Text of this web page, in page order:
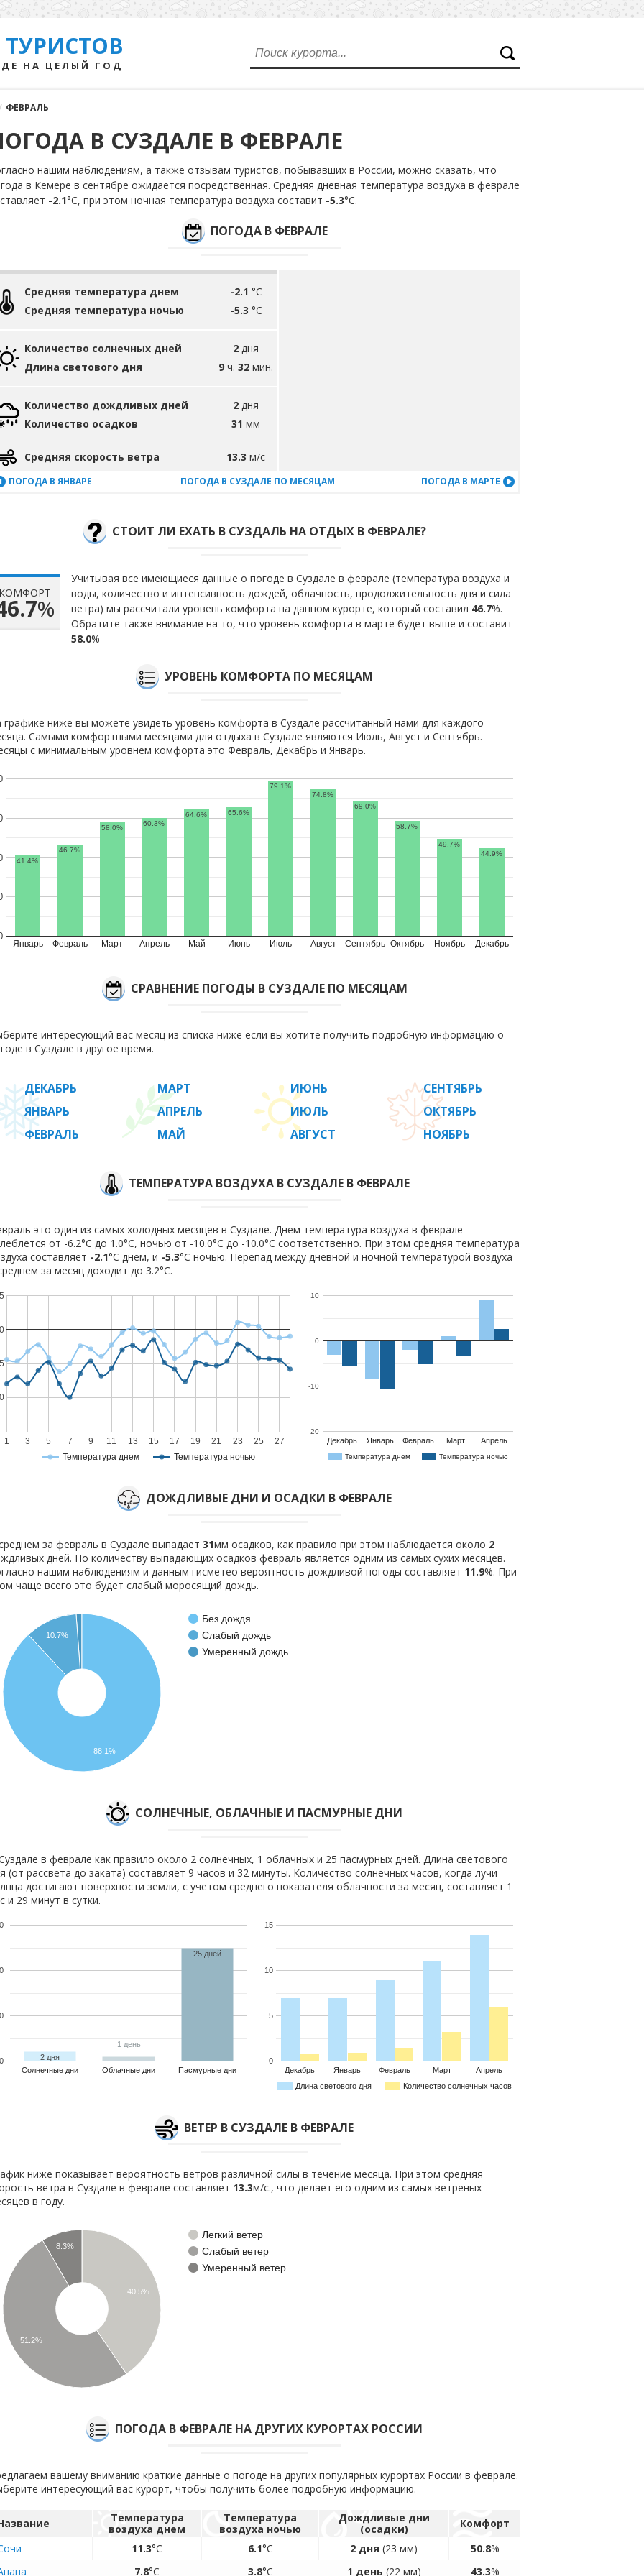
НА ЦЕЛЫЙ ГОД
ФЕВРАЛЬ
В СУЗДАЛЕ В ФЕВРАЛЕ
нашим наблюдениям, а также отзывам туристов, побывавших в России, можно сказать, что
в Кемере в сентябре ожидается посредственная. Средняя дневная температура воздуха в феврале
-2.1°С, при этом ночная температура воздуха составит -5.3°С.
ПОГОДА В ФЕВРАЛЕ
Средняя температура днем
Средняя температура ночью
-2.1 °C
-5.3 °C
Количество солнечных дней
Длина светового дня
2 дня
9 ч. 32 мин.
Количество дождливых дней
Количество осадков
2 дня
31 мм
Средняя скорость ветра 13.3 м/с
ПОГОДА В ЯНВАРЕ ПОГОДА В СУЗДАЛЕ ПО МЕСЯЦАМ ПОГОДА В МАРТЕ
СТОИТ ЛИ ЕХАТЬ В СУЗДАЛЬ НА ОТДЫХ В ФЕВРАЛЕ?
КОМФОРТ
%
Учитывая все имеющиеся данные о погоде в Суздале в феврале (температура воздуха и
воды, количество и интенсивность дождей, облачность, продолжительность дня и сила
ветра) мы рассчитали уровень комфорта на данном курорте, который составил 46.7%.
Обратите также внимание на то, что уровень комфорта в марте будет выше и составит
58.0%
УРОВЕНЬ КОМФОРТА ПО МЕСЯЦАМ
графике ниже вы можете увидеть уровень комфорта в Суздале рассчитанный нами для каждого
Самыми комфортными месяцами для отдыха в Суздале являются Июль, Август и Сентябрь.
с минимальным уровнем комфорта это Февраль, Декабрь и Январь.
Январь Февраль Март Апрель Май Июнь Июль Август Сентябрь Октябрь Ноябрь Декабрь
41.4%
46.7%
58.0%
60.3%
64.6% 65.6%
79.1%
74.8%
69.0%
58.7%
49.7%
44.9%
СРАВНЕНИЕ ПОГОДЫ В СУЗДАЛЕ ПО МЕСЯЦАМ
интересующий вас месяц из списка ниже если вы хотите получить подробную информацию о
в Суздале в другое время.
ДЕКАБРЬ
ЯНВАРЬ
ФЕВРАЛЬ
МАРТ
АПРЕЛЬ
МАЙ
ИЮНЬ
ИЮЛЬ
АВГУСТ
СЕНТЯБРЬ
ОКТЯБРЬ
НОЯБРЬ
ТЕМПЕРАТУРА ВОЗДУХА В СУЗДАЛЕ В ФЕВРАЛЕ
это один из самых холодных месяцев в Суздале. Днем температура воздуха в феврале
от -6.2°C до 1.0°C, ночью от -10.0°C до -10.0°C соответственно. При этом средняя температура
составляет -2.1°C днем, и -5.3°C ночью. Перепад между дневной и ночной температурой воздуха
за месяц доходит до 3.2°С.
Температура днем Температура ночью
1 3 5 7 9 11 13 15 17 19 21 23 25 27
0
5
Температура днем Температура ночью
Декабрь Январь Февраль Март Апрель
-20
-10
0
10
ДОЖДЛИВЫЕ ДНИ И ОСАДКИ В ФЕВРАЛЕ
за февраль в Суздале выпадает 31мм осадков, как правило при этом наблюдается около 2
дней. По количеству выпадающих осадков февраль является одним из самых сухих месяцев.
нашим наблюдениям и данным гисметео вероятность дождливой погоды составляет 11.9%. При
чаще всего это будет слабый моросящий дождь.
Без дождя
Слабый дождь
Умеренный дождь
10.7%
88.1%
CОЛНЕЧНЫЕ, ОБЛАЧНЫЕ И ПАСМУРНЫЕ ДНИ
в феврале как правило около 2 солнечных, 1 облачных и 25 пасмурных дней. Длина светового
(от рассвета до заката) составляет 9 часов и 32 минуты. Количество солнечных часов, когда лучи
достигают поверхности земли, с учетом среднего показателя облачности за месяц, составляет 1
и 29 минут в сутки.
Солнечные дни Облачные дни Пасмурные дни
0 2 дня
1 день
1 день
25 дней
Длина светового дня Количество солнечных часов
Декабрь Январь Февраль Март Апрель
0
5
10
15
ВЕТЕР В СУЗДАЛЕ В ФЕВРАЛЕ
ниже показывает вероятность ветров различной силы в течение месяца. При этом средняя
ветра в Суздале в феврале составляет 13.3м/с., что делает его одним из самых ветреных
в году.
Легкий ветер
Слабый ветер
Умеренный ветер
40.5%
8.3%
51.2%
ПОГОДА В ФЕВРАЛЕ НА ДРУГИХ КУРОРТАХ РОССИИ
вашему вниманию краткие данные о погоде на других популярных курортах России в феврале.
интересующий вас курорт, чтобы получить более подробную информацию.
Температура
воздуха днем
Температура
воздуха ночью
Дождливые дни
(осадки)
Комфорт
11.3°C 6.1°C 2 дня (23 мм) 50.8%
7.8°C 3.8°C 1 день (22 мм) 43.3%